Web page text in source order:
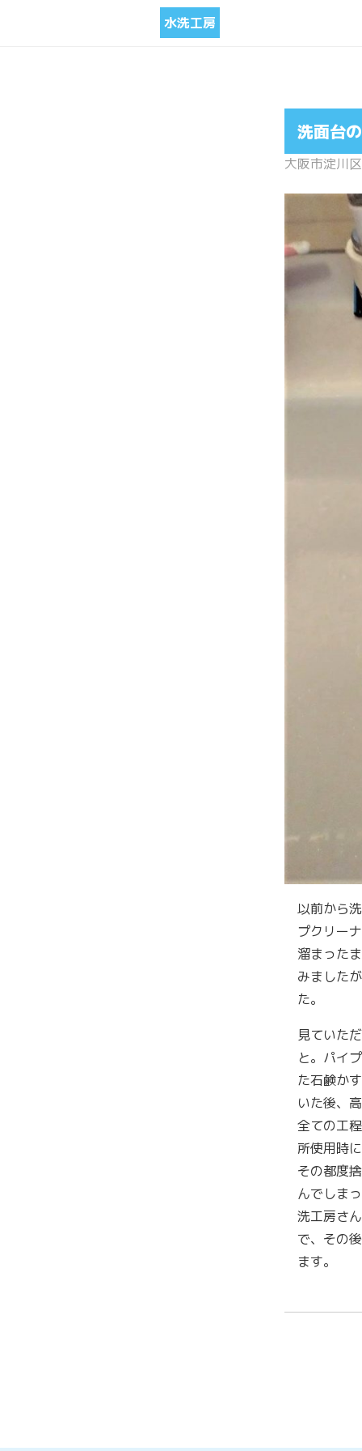
水洗工房
洗面台
大阪市淀川区
以前から
プクリー
溜まった
みました
た。
見ていた
と。パイ
た石鹸か
いた後、
全ての工
所使用時
その都度
んでしま
洗工房さ
で、その
ます。